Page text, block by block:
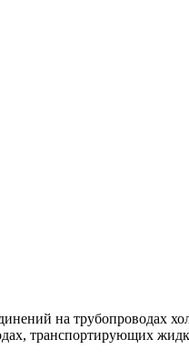
на трубопроводах
транспортирующих